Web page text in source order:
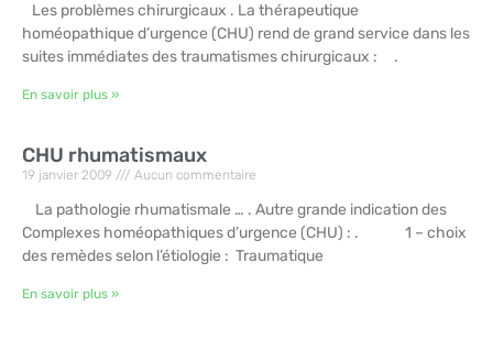
Les problèmes chirurgicaux . La thérapeutique
homéopathique d’urgence (CHU) rend de grand service dans les
suites immédiates des traumatismes chirurgicaux : .
En savoir plus »
CHU rhumatismaux
19 janvier 2009 Aucun commentaire
La pathologie rhumatismale … . Autre grande indication des
Complexes homéopathiques d’urgence (CHU) : . 1 – choix
des remèdes selon l’étiologie : Traumatique
En savoir plus »